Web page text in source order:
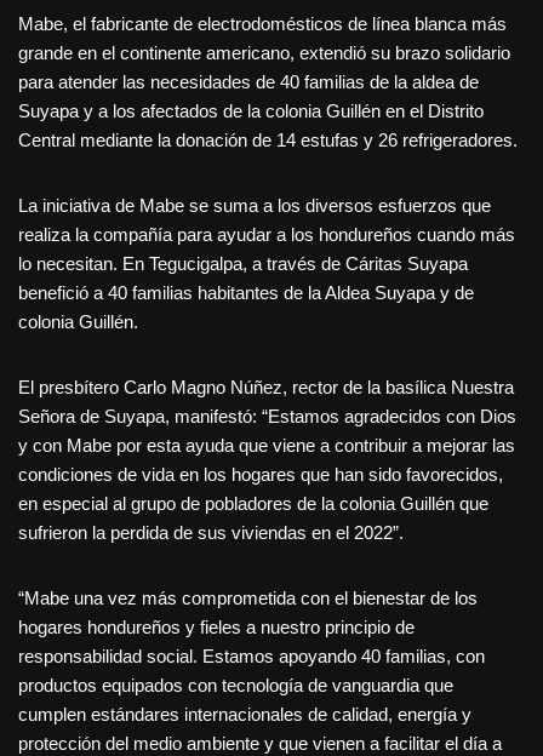
Mabe, el fabricante de electrodomésticos de línea blanca más
grande en el continente americano, extendió su brazo solidario
para atender las necesidades de 40 familias de la aldea de
Suyapa y a los afectados de la colonia Guillén en el Distrito
Central mediante la donación de 14 estufas y 26 refrigeradores.
La iniciativa de Mabe se suma a los diversos esfuerzos que
realiza la compañía para ayudar a los hondureños cuando más
lo necesitan. En Tegucigalpa, a través de Cáritas Suyapa
benefició a 40 familias habitantes de la Aldea Suyapa y de
colonia Guillén.
El presbítero Carlo Magno Núñez, rector de la basílica Nuestra
Señora de Suyapa, manifestó: “Estamos agradecidos con Dios
y con Mabe por esta ayuda que viene a contribuir a mejorar las
condiciones de vida en los hogares que han sido favorecidos,
en especial al grupo de pobladores de la colonia Guillén que
sufrieron la perdida de sus viviendas en el 2022”.
“Mabe una vez más comprometida con el bienestar de los
hogares hondureños y fieles a nuestro principio de
responsabilidad social. Estamos apoyando 40 familias, con
productos equipados con tecnología de vanguardia que
cumplen estándares internacionales de calidad, energía y
protección del medio ambiente y que vienen a facilitar el día a